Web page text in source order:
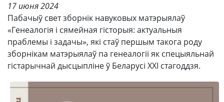
17 июня 2024
Пабачыў свет зборнік навуковых матэрыялаў
«Генеалогія і сямейная гісторыя: актуальныя
праблемы і задачы», які стаў першым такога роду
зборнікам матэрыялаў па генеалогіі як спецыяльнай
гістарычнай дысцыпліне ў Беларусі ХХІ стагоддзя.